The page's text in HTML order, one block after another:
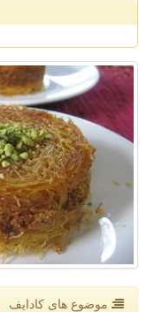
موضوع های كادایف